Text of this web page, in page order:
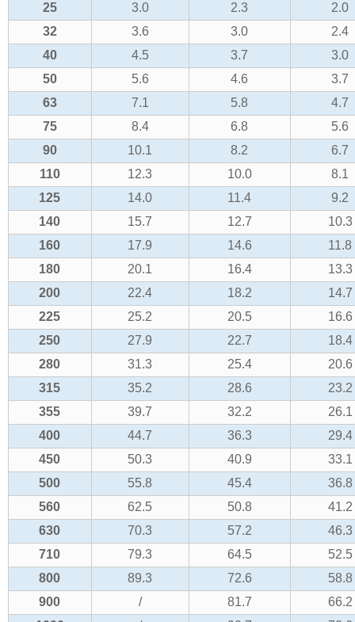
25
3.0 2.3
2.0
32
3.6 3.0
2.4
40
4.5 3.7
3.0
50
5.6 4.6
3.7
63
7.1 5.8
4.7
75
8.4 6.8
5.6
90
10.1 8.2
6.7
110
12.3 10.0
8.1
125
14.0 11.4
9.2
140
15.7 12.7
10.3
160
17.9 14.6
11.8
180
20.1 16.4
13.3
200
22.4 18.2
14.7
225
25.2 20.5
16.6
250
27.9 22.7
18.4
280
31.3 25.4
20.6
315
35.2 28.6
23.2
355
39.7 32.2
26.1
400
44.7 36.3
29.4
450
50.3 40.9
33.1
500
55.8 45.4
36.8
560
62.5 50.8
41.2
630
70.3 57.2
46.3
710
79.3 64.5
52.5
800
89.3 72.6
58.8
900
/ 81.7
66.2